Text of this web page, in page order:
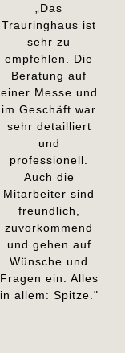
„Das
Trauringhaus ist
sehr zu
empfehlen. Die
Beratung auf
einer Messe und
im Geschäft war
sehr detailliert
und
professionell.
Auch die
Mitarbeiter sind
freundlich,
zuvorkommend
und gehen auf
Wünsche und
Fragen ein. Alles
in allem: Spitze."